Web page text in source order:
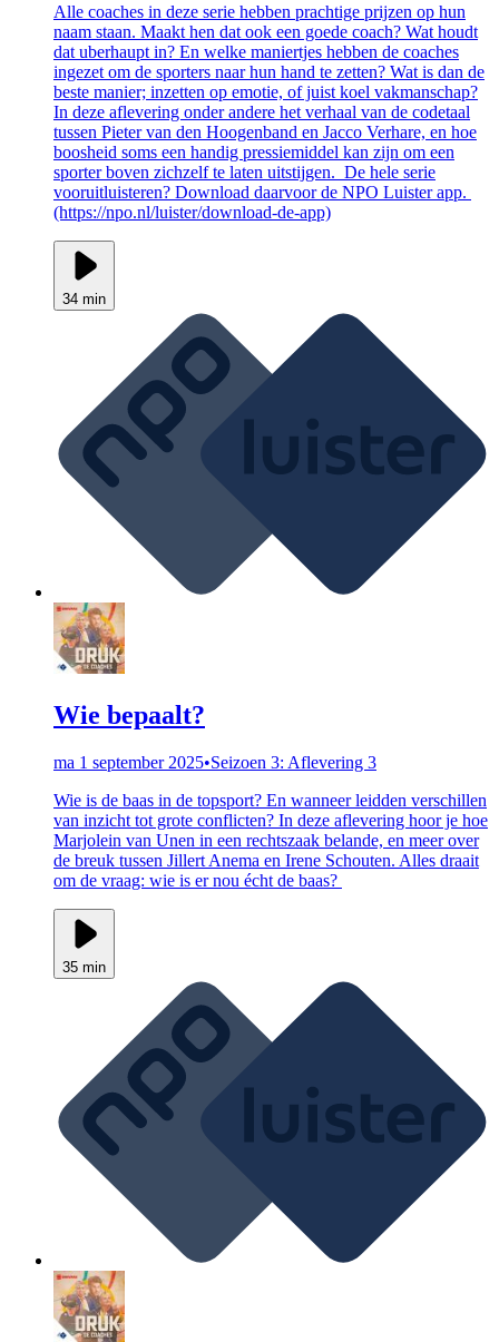
Alle coaches in deze serie hebben prachtige prijzen op hun
naam staan. Maakt hen dat ook een goede coach? Wat houdt
dat uberhaupt in? En welke maniertjes hebben de coaches
ingezet om de sporters naar hun hand te zetten? Wat is dan de
beste manier; inzetten op emotie, of juist koel vakmanschap?
In deze aflevering onder andere het verhaal van de codetaal
tussen Pieter van den Hoogenband en Jacco Verhare, en hoe
boosheid soms een handig pressiemiddel kan zijn om een
sporter boven zichzelf te laten uitstijgen. De hele serie
vooruitluisteren? Download daarvoor de NPO Luister app.
(https://npo.nl/luister/download-de-app)
34 min
Wie bepaalt?
ma 1 september 2025•Seizoen 3: Aflevering 3
Wie is de baas in de topsport? En wanneer leidden verschillen
van inzicht tot grote conflicten? In deze aflevering hoor je hoe
Marjolein van Unen in een rechtszaak belande, en meer over
de breuk tussen Jillert Anema en Irene Schouten. Alles draait
om de vraag: wie is er nou écht de baas?
35 min